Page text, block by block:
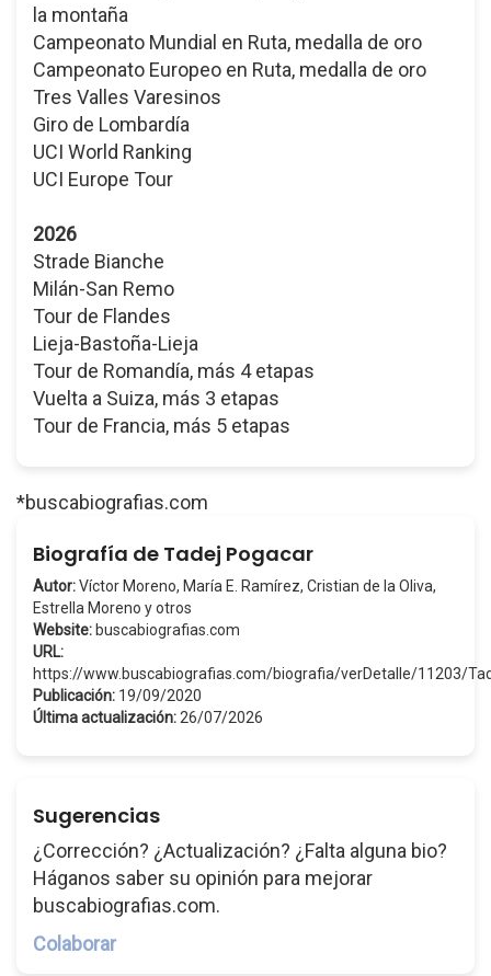
la montaña
Campeonato Mundial en Ruta, medalla de oro
Campeonato Europeo en Ruta, medalla de oro
Tres Valles Varesinos
Giro de Lombardía
UCI World Ranking
UCI Europe Tour
2026
Strade Bianche
Milán-San Remo
Tour de Flandes
Lieja-Bastoña-Lieja
Tour de Romandía, más 4 etapas
Vuelta a Suiza, más 3 etapas
Tour de Francia, más 5 etapas
*buscabiografias.com
Biografía de Tadej Pogacar
Autor:Víctor Moreno, María E. Ramírez, Cristian de la Oliva,
Estrella Moreno y otros
Website: buscabiografias.com
URL:
https://www.buscabiografias.com/biografia/verDetalle/11203/
Publicación: 19/09/2020
Última actualización: 26/07/2026
Sugerencias
¿Corrección? ¿Actualización? ¿Falta alguna bio?
Háganos saber su opinión para mejorar
buscabiografias.com.
Colaborar